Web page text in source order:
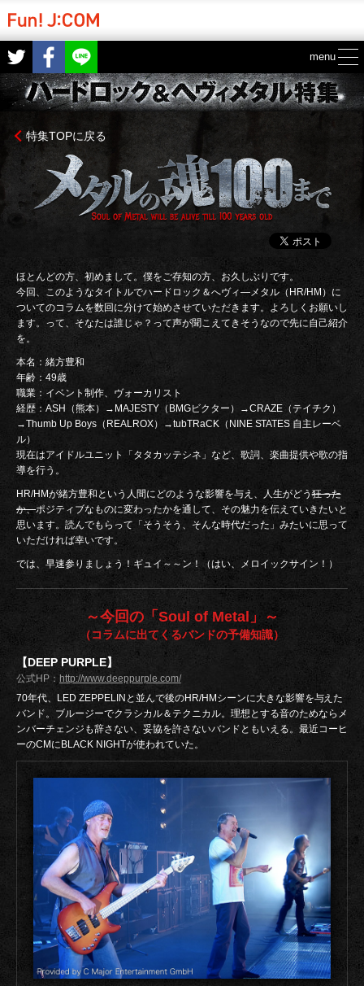
Twitter Facebook
menu
特集TOPに戻る
ほとんどの方、初めまして。僕をご存知の方、お久しぶりです。
今回、このようなタイトルでハードロック＆へヴィ―メタル（HR/HM）に
ついてのコラムを数回に分けて始めさせていただきます。よろしくお願いし
ます。って、そなたは誰じゃ？って声が聞こえてきそうなので先に自己紹介
を。
本名：緒方豊和
年齢：49歳
職業：イベント制作、ヴォーカリスト
経歴：ASH（熊本）→MAJESTY（BMGビクター）→CRAZE（テイチク）
→Thumb Up Boys（REALROX）→tubTRaCK（NINE STATES 自主レーベ
ル）
現在はアイドルユニット「タタカッテシネ」など、歌詞、楽曲提供や歌の指
導を行う。
HR/HMが緒方豊和という人間にどのような影響を与え、人生がどう狂った
か、ポジティブなものに変わったかを通して、その魅力を伝えていきたいと
思います。読んでもらって「そうそう、そんな時代だった」みたいに思って
いただければ幸いです。
では、早速参りましょう！ギュイ～～ン！（はい、メロイックサイン！）
～今回の「Soul of Metal」～
（コラムに出てくるバンドの予備知識）
【DEEP PURPLE】
公式HP： http://www.deeppurple.com/
70年代、LED ZEPPELINと並んで後のHR/HMシーンに大きな影響を与えた
バンド。ブルージーでクラシカル＆テクニカル。理想とする音のためならメ
ンバーチェンジも辞さない、妥協を許さないバンドともいえる。最近コーヒ
ーのCMにBLACK NIGHTが使われていた。